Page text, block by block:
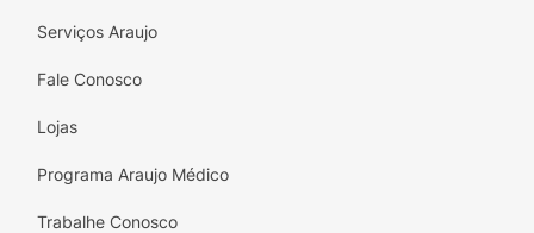
Serviços Araujo
Fale Conosco
Lojas
Programa Araujo Médico
Trabalhe Conosco